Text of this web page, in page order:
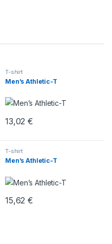
T-shirt
Men’s Athletic-T
13,02€
T-shirt
Men’s Athletic-T
15,62€